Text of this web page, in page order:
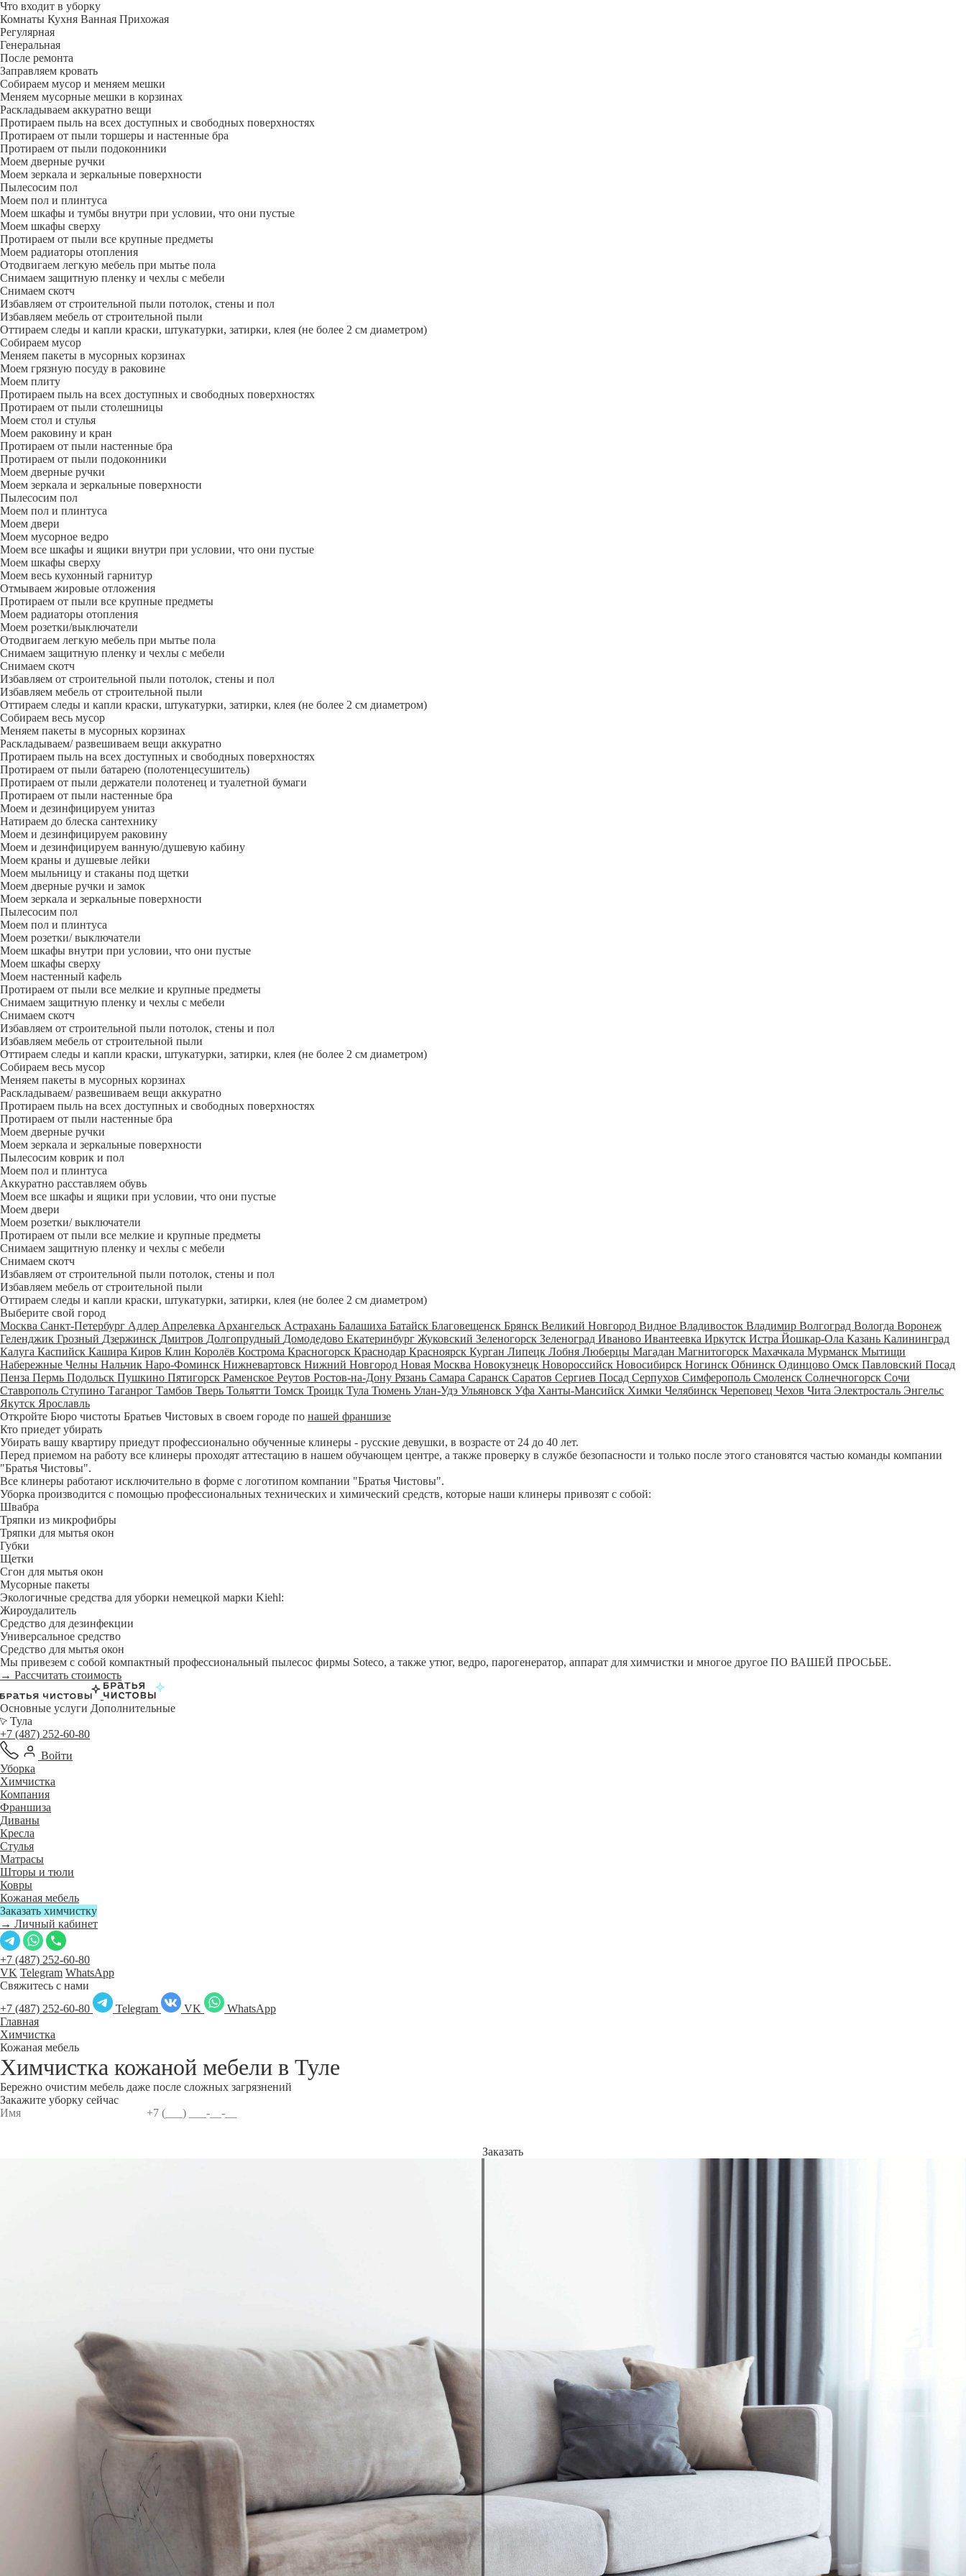
Что входит в уборку
Регу­лярная
Гене­ральная
После ремонта
Заправляем кровать
Собираем мусор и меняем мешки
Меняем мусорные мешки в корзинах
Раскладываем аккуратно вещи
Протираем пыль на всех доступных и свободных поверхностях
Протираем от пыли торшеры и настенные бра
Протираем от пыли подоконники
Моем дверные ручки
Моем зеркала и зеркальные поверхности
Пылесосим пол
Моем пол и плинтуса
Моем шкафы и тумбы внутри при условии, что они пустые
Моем шкафы сверху
Протираем от пыли все крупные предметы
Моем радиаторы отопления
Отодвигаем легкую мебель при мытье пола
Снимаем защитную пленку и чехлы с мебели
Снимаем скотч
Избавляем от строительной пыли потолок, стены и пол
Избавляем мебель от строительной пыли
Оттираем следы и капли краски, штукатурки, затирки, клея (не более 2 см диаметром)
Собираем мусор
Меняем пакеты в мусорных корзинах
Моем грязную посуду в раковине
Моем плиту
Протираем пыль на всех доступных и свободных поверхностях
Протираем от пыли столешницы
Моем стол и стулья
Моем раковину и кран
Протираем от пыли настенные бра
Протираем от пыли подоконники
Моем дверные ручки
Моем зеркала и зеркальные поверхности
Пылесосим пол
Моем пол и плинтуса
Моем двери
Моем мусорное ведро
Моем все шкафы и ящики внутри при условии, что они пустые
Моем шкафы сверху
Моем весь кухонный гарнитур
Отмываем жировые отложения
Протираем от пыли все крупные предметы
Моем радиаторы отопления
Моем розетки/выключатели
Отодвигаем легкую мебель при мытье пола
Снимаем защитную пленку и чехлы с мебели
Снимаем скотч
Избавляем от строительной пыли потолок, стены и пол
Избавляем мебель от строительной пыли
Оттираем следы и капли краски, штукатурки, затирки, клея (не более 2 см диаметром)
Собираем весь мусор
Меняем пакеты в мусорных корзинах
Раскладываем/ развешиваем вещи аккуратно
Протираем пыль на всех доступных и свободных поверхностях
Протираем от пыли батарею (полотенцесушитель)
Протираем от пыли держатели полотенец и туалетной бумаги
Протираем от пыли настенные бра
Моем и дезинфицируем унитаз
Натираем до блеска сантехнику
Моем и дезинфицируем раковину
Моем и дезинфицируем ванную/душевую кабину
Моем краны и душевые лейки
Моем мыльницу и стаканы под щетки
Моем дверные ручки и замок
Моем зеркала и зеркальные поверхности
Пылесосим пол
Моем пол и плинтуса
Моем розетки/ выключатели
Моем шкафы внутри при условии, что они пустые
Моем шкафы сверху
Моем настенный кафель
Протираем от пыли все мелкие и крупные предметы
Снимаем защитную пленку и чехлы с мебели
Снимаем скотч
Избавляем от строительной пыли потолок, стены и пол
Избавляем мебель от строительной пыли
Оттираем следы и капли краски, штукатурки, затирки, клея (не более 2 см диаметром)
Собираем весь мусор
Меняем пакеты в мусорных корзинах
Раскладываем/ развешиваем вещи аккуратно
Протираем пыль на всех доступных и свободных поверхностях
Протираем от пыли настенные бра
Моем дверные ручки
Моем зеркала и зеркальные поверхности
Пылесосим коврик и пол
Моем пол и плинтуса
Аккуратно расставляем обувь
Моем все шкафы и ящики при условии, что они пустые
Моем двери
Моем розетки/ выключатели
Протираем от пыли все мелкие и крупные предметы
Снимаем защитную пленку и чехлы с мебели
Снимаем скотч
Избавляем от строительной пыли потолок, стены и пол
Избавляем мебель от строительной пыли
Оттираем следы и капли краски, штукатурки, затирки, клея (не более 2 см диаметром)
Выберите свой город
Москва Санкт-Петербург Адлер Апрелевка Архангельск Астрахань Балашиха Батайск Благовещенск Брянск Великий Новгород Видное Владивосток Владимир Волгоград Вологда Воронеж
Геленджик Грозный Дзержинск Дмитров Долгопрудный Домодедово Екатеринбург Жуковский Зеленогорск Зеленоград Иваново Ивантеевка Иркутск Истра Йошкар-Ола Казань Калининград
Калуга Каспийск Кашира Киров Клин Королёв Кострома Красногорск Краснодар Красноярск Курган Липецк Лобня Люберцы Магадан Магнитогорск Махачкала Мурманск Мытищи
Набережные Челны Нальчик Наро-Фоминск Нижневартовск Нижний Новгород Новая Москва Новокузнецк Новороссийск Новосибирск Ногинск Обнинск Одинцово Омск Павловский Посад
Пенза Пермь Подольск Пушкино Пятигорск Раменское Реутов Ростов-на-Дону Рязань Самара Саранск Саратов Сергиев Посад Серпухов Симферополь Смоленск Солнечногорск Сочи
Ставрополь Ступино Таганрог Тамбов Тверь Тольятти Томск Троицк Тула Тюмень Улан-Удэ Ульяновск Уфа Ханты-Мансийск Химки Челябинск Череповец Чехов Чита Электросталь Энгельс
Якутск Ярославль
Откройте Бюро чистоты Братьев Чистовых в своем городе по нашей франшизе
Кто приедет убирать
Убирать вашу квартиру приедут профессионально обученные клинеры - русские девушки, в возрасте от 24 до 40 лет.
Перед приемом на работу все клинеры проходят аттестацию в нашем обучающем центре, а также проверку в службе безопасности и только после этого становятся частью команды компании
"Братья Чистовы".
Все клинеры работают исключительно в форме с логотипом компании "Братья Чистовы".
Уборка производится с помощью профессиональных технических и химический средств, которые наши клинеры привозят с собой:
Швабра
Тряпки из микрофибры
Тряпки для мытья окон
Губки
Щетки
Сгон для мытья окон
Мусорные пакеты
Экологичные средства для уборки немецкой марки Kiehl:
Жироудалитель
Средство для дезинфекции
Универсальное средство
Средство для мытья окон
Мы привезем с собой компактный профессиональный пылесос фирмы Soteco, а также утюг, ведро, парогенератор, аппарат для химчистки и многое другое ПО ВАШЕЙ ПРОСЬБЕ.
→ Рассчитать стоимость
Основные услуги Дополнительные
Тула
+7 (487) 252-60-80
Войти
Уборка
Химчистка
Компания
Франшиза
Диваны
Кресла
Стулья
Матрасы
Шторы и тюли
Ковры
Кожаная мебель
Заказать химчистку
→ Личный кабинет
+7 (487) 252-60-80
VK Telegram WhatsApp
Свяжитесь с нами
+7 (487) 252-60-80
Telegram VK
WhatsApp
Главная
Химчистка
Кожаная мебель
Химчистка кожаной мебели в Туле
Бережно очистим мебель даже после сложных загрязнений
Закажите уборку сейчас
Заказать